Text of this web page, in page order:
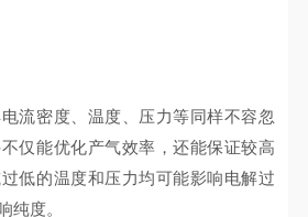
密度、温度、压力等同样不容忽
仅能优化产气效率，还能保证较高
低的温度和压力均可能影响电解过
纯度。